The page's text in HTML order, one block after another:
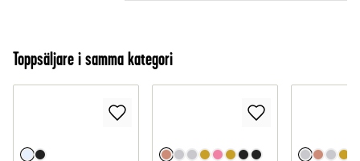
Toppsäljare i samma kategori